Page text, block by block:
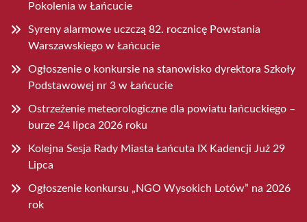
Pokolenia w Łańcucie
Syreny alarmowe uczczą 82. rocznicę Powstania
Warszawskiego w Łańcucie
Ogłoszenie o konkursie na stanowisko dyrektora Szkoły
Podstawowej nr 3 w Łańcucie
Ostrzeżenie meteorologiczne dla powiatu łańcuckiego –
burze 24 lipca 2026 roku
Kolejna Sesja Rady Miasta Łańcuta IX Kadencji Już 29
Lipca
Ogłoszenie konkursu „NGO Wysokich Lotów” na 2026
rok